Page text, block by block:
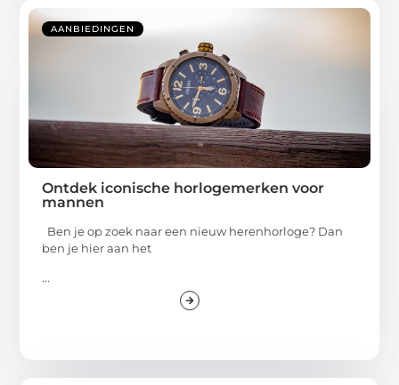
AANBIEDINGEN
Ontdek iconische horlogemerken voor
mannen
Ben je op zoek naar een nieuw herenhorloge? Dan
ben je hier aan het
...